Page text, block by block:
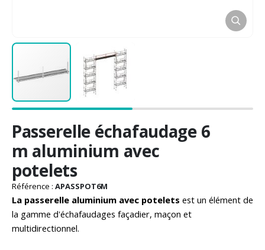
au
début
de
la
Galerie
d’images
Passerelle échafaudage 6
m aluminium avec
potelets
Référence : APASSPOT6M
La passerelle aluminium avec potelets est un élément de
la gamme d'échafaudages façadier, maçon et
multidirectionnel.